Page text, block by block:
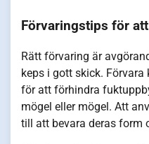
Förvaringstips för
Rätt förvaring är
keps i gott skick.
för att förhindra
mögel eller mögel. Att
till att bevara deras form